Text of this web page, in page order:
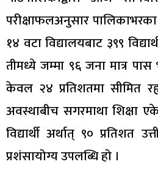
परीक्षाफलअनुसार
१४ वटा विद्यालयबाट ३९९
तीमध्ये जम्मा ९६ जना मात्र
केवल २४ प्रतिशतमा सीमित
अवस्थाबीच सगरमाथा शिक्षा
विद्यार्थी अर्थात् ९० प्रतिशत
प्रशंसायोग्य उपलब्धि हो ।